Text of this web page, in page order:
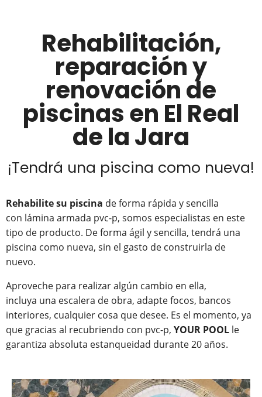
Rehabilitación,
reparación y
renovación de
piscinas en El Real
de la Jara
¡Tendrá una piscina como nueva!
Rehabilite su piscina de forma rápida y sencilla
con lámina armada pvc-p, somos especialistas en este
tipo de producto. De forma ágil y sencilla, tendrá una
piscina como nueva, sin el gasto de construirla de
nuevo.
Aproveche para realizar algún cambio en ella,
incluya una escalera de obra, adapte focos, bancos
interiores, cualquier cosa que desee. Es el momento, ya
que gracias al recubriendo con pvc-p, YOUR POOL le
garantiza absoluta estanqueidad durante 20 años.